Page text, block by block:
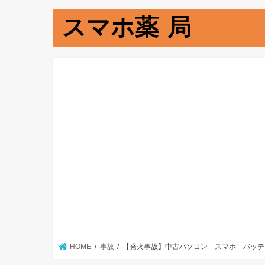
スマホ薬 局
HOME 事故 【発火事故】中古パソコン スマホ バッテ